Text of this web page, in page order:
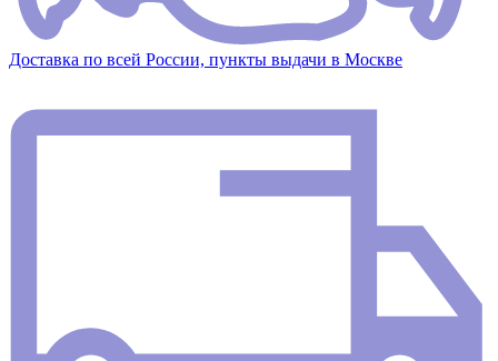
Доставка по всей России, пункты выдачи в Москве